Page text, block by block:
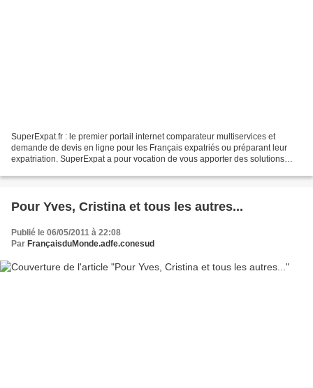
SuperExpat.fr : le premier portail internet comparateur multiservices et
demande de devis en ligne pour les Français expatriés ou préparant leur
expatriation. SuperExpat a pour vocation de vous apporter des solutions
Pour Yves, Cristina et tous les autres...
Publié le 06/05/2011 à 22:08
Par FrançaisduMonde.adfe.conesud